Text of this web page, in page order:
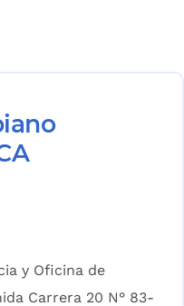
y Oficina de
Carrera 20 N° 83-